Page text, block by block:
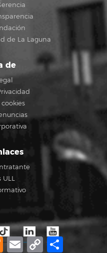
de La Laguna
de
ULL
Meneame
Email Copy
Link